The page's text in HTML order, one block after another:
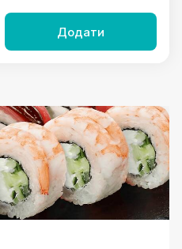
Додати